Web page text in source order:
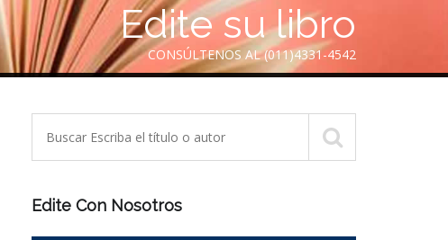
Edite su libro
CONSÚLTENOS AL (011)4331-4542
Edite Con Nosotros